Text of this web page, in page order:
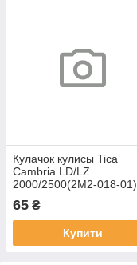
Кулачок кулисы Tica
Cambria LD/LZ
2000/2500(2M2-018-01)
65 ₴
Купити